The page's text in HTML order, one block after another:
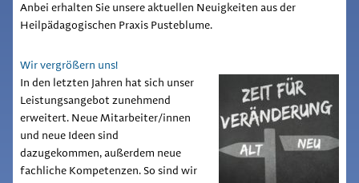
Anbei erhalten Sie unsere aktuellen Neuigkeiten aus der
Heilpädagogischen Praxis Pusteblume.
Wir vergrößern uns!
In den letzten Jahren hat sich unser
Leistungsangebot zunehmend
erweitert. Neue Mitarbeiter/innen
und neue Ideen sind
dazugekommen, außerdem neue
fachliche Kompetenzen. So sind wir